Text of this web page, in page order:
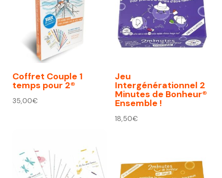
Coffret Couple 1
temps pour 2®
35,00€
Jeu
Intergénérationnel 2
Minutes de Bonheur®
Ensemble !
18,50€